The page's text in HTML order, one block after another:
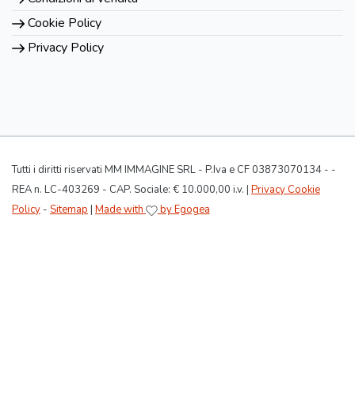
Cookie Policy
Privacy Policy
Tutti i diritti riservati MM IMMAGINE SRL - P.Iva e CF 03873070134 - -
REA n. LC-403269 - CAP. Sociale: € 10.000,00 i.v. | Privacy Cookie
Policy - Sitemap | Made with by Egogea